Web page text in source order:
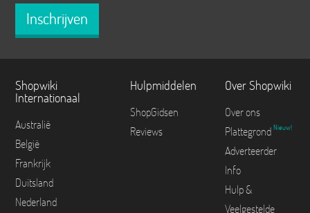
Inschrijven
Shopwiki
Internationaal
Australië
België
Frankrijk
Duitsland
Nederland
Hulpmiddelen
ShopGidsen
Reviews
Over Shopwiki
Over ons
Plattegrond Nieuw!
Adverteerder
Info
Hulp &
Veelgestelde